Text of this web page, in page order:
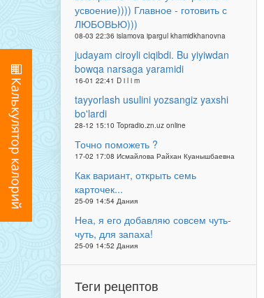
усвоение)))) Главное - готовить с
ЛЮБОВЬЮ)))
08-03 22:36 islamova ipargul khamidkhanovna
judayam ciroyli ciqibdi. Bu yiyiwdan
bowqa narsaga yaramidi
16-01 22:41 D i l i m
tayyorlash usulini yozsangiz yaxshi
bo'lardi
28-12 15:10 Topradio.zn.uz online
Точно поможеть ?
17-02 17:08 Исмайлова Райхан Куанышбаевна
Как вариант, открыть семь
карточек...
25-09 14:54 Дания
Неа, я его добавляю совсем чуть-
чуть, для запаха!
25-09 14:52 Дания
Теги рецептов